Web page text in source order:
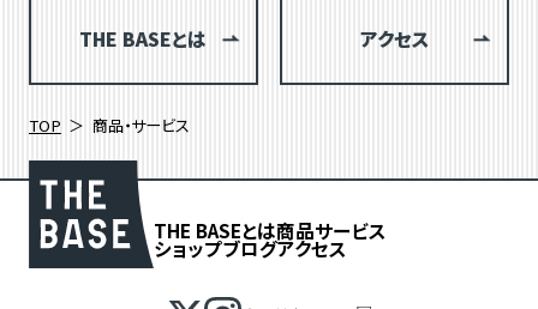
THE BASEとは アクセス
TOP 商品・サービス
THE BASEとは商品サービス
ショップブログアクセス